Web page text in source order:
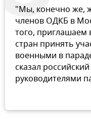
"Мы, конечно же,
членов ОДКБ в
того, приглашаем
стран принять
военными в
сказал
руководителями